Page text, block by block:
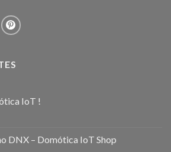
IoT !
DNX – Domótica IoT Shop